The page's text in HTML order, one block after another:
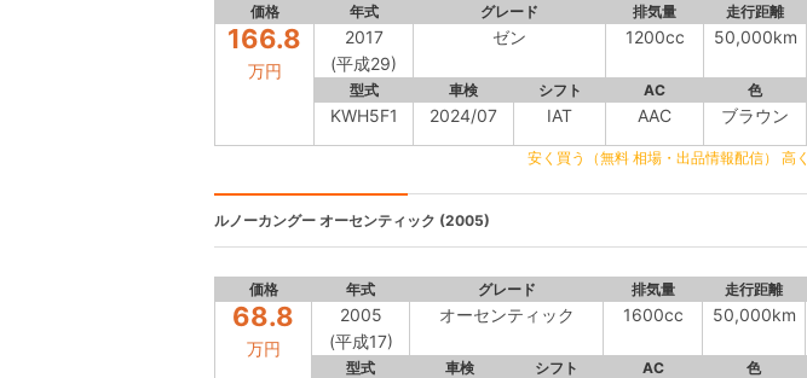
価格 年式 グレード 排気量 走行距離
166.8
万円
2017
(平成29)
ゼン 1200cc 50,000km
型式 車検 シフト AC 色
KWH5F1 2024/07 IAT AAC ブラウン
安く買う（無料 相場・出品情報配信） 高
ルノーカングー オーセンティック (2005)
価格 年式 グレード 排気量 走行距離
68.8
万円
2005
(平成17)
オーセンティック 1600cc 50,000km
型式 車検 シフト AC 色